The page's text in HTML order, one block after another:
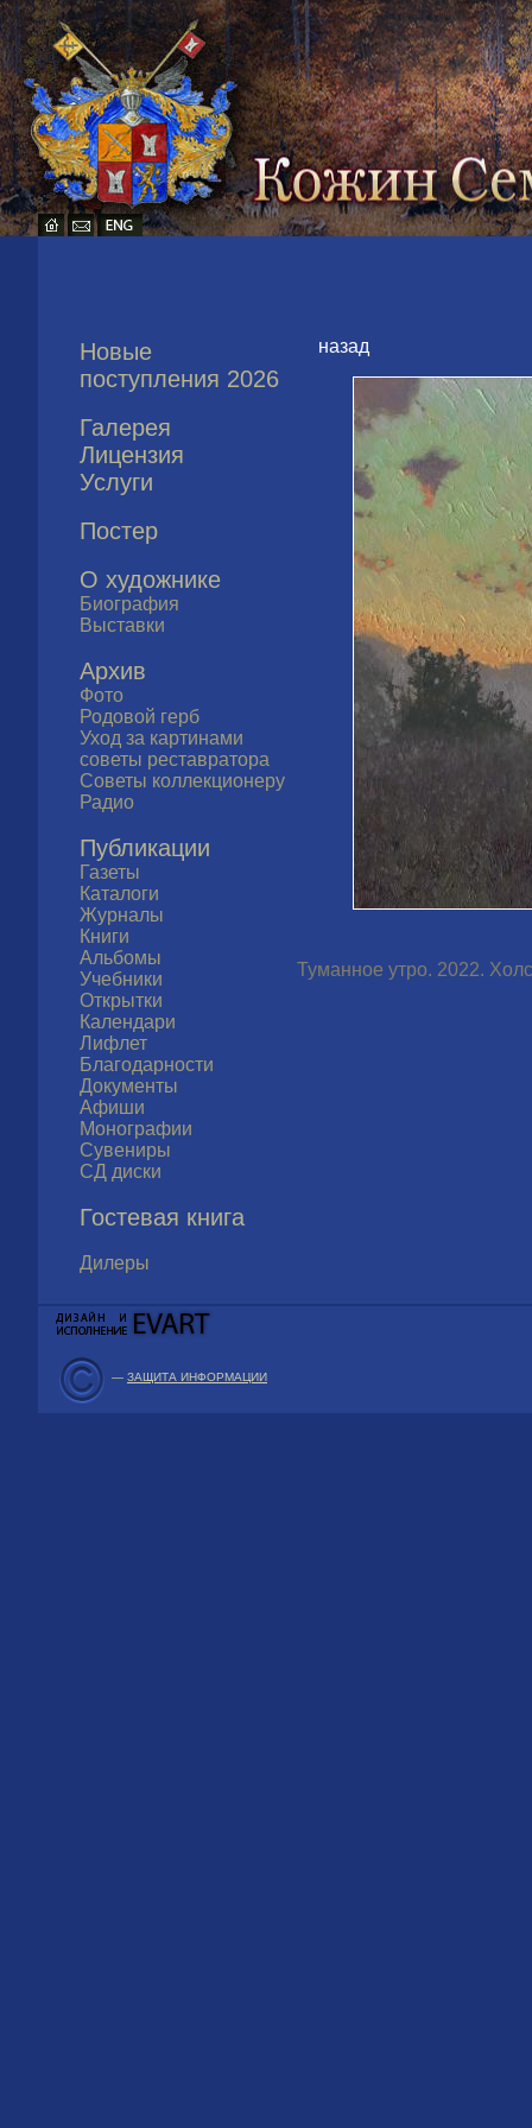
Новые
поступления 2026
Галерея
Лицензия
Услуги
Постер
О художнике
Биография
Выставки
Архив
Фото
Родовой герб
Уход за картинами
советы реставратора
Советы коллекционеру
Радио
Публикации
Газеты
Каталоги
Журналы
Книги
Альбомы
Учебники
Открытки
Календари
Лифлет
Благодарности
Документы
Афиши
Монографии
Сувениры
СД диски
Гостевая книга
Дилеры
назад
Туманное утро. 2022.
— ЗАЩИТА ИНФОРМАЦИИ